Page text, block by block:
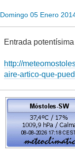
Domingo 05 Enero
Entrada
http://
aire-artico-que-